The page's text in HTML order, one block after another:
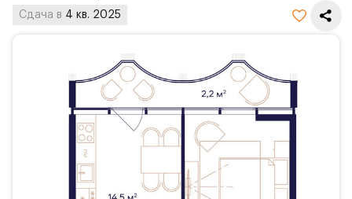
Сдача в 4 кв. 2025